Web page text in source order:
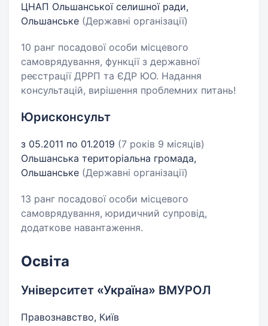
ЦНАП Ольшанської селишної ради,
Ольшанське (Державні організації)
10 ранг посадової особи місцевого
самоврядування, функції з державної
реєстрації ДРРП та ЄДР ЮО. Надання
консультацій, вирішення проблемних питань!
Юрисконсульт
з 05.2011 по 01.2019 (7 років 9 місяців)
Ольшанська територіальна громада,
Ольшанське (Державні організації)
13 ранг посадової особи місцевого
самоврядування, юридичний супровід,
додаткове навантаження.
Освіта
Університет «Україна» ВМУРОЛ
Правознавство, Київ